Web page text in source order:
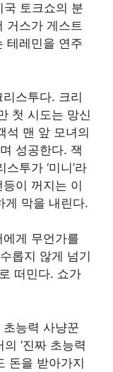
토크쇼의 분
거스가 게스트
테레민을 연주
스투다. 크리
첫 시도는 망신
석 맨 앞 모녀의
성공한다. 잭
투가 ‘미니’라
이 꺼지는 이
게 막을 내린다.
게 무언가를
롭지 않게 넘기
떠민다. 쇼가
능력 사냥꾼
‘진짜 초능력
돈을 받아가지